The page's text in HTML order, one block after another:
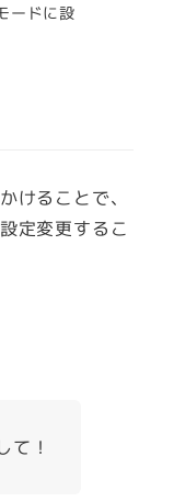
ードに設
けることで、
定変更するこ
て！